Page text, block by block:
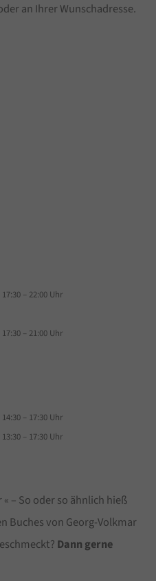
an Ihrer Wunschadresse.
17:30 – 22:00 Uhr
17:30 – 21:00 Uhr
14:30 – 17:30 Uhr
13:30 – 17:30 Uhr
– So oder so ähnlich hieß
Buches von Georg-Volkmar
Dann gerne